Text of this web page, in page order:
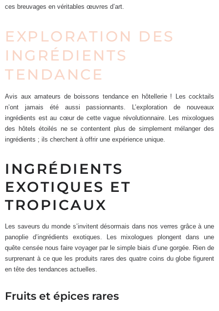
ces breuvages en véritables œuvres d’art.
EXPLORATION DES
INGRÉDIENTS
TENDANCE
Avis aux amateurs de boissons tendance en hôtellerie ! Les cocktails
n’ont jamais été aussi passionnants. L’exploration de nouveaux
ingrédients est au cœur de cette vague révolutionnaire. Les mixologues
des hôtels étoilés ne se contentent plus de simplement mélanger des
ingrédients ; ils cherchent à offrir une expérience unique.
INGRÉDIENTS
EXOTIQUES ET
TROPICAUX
Les saveurs du monde s’invitent désormais dans nos verres grâce à une
panoplie d’ingrédients exotiques. Les mixologues plongent dans une
quête censée nous faire voyager par le simple biais d’une gorgée. Rien de
surprenant à ce que les produits rares des quatre coins du globe figurent
en tête des tendances actuelles.
Fruits et épices rares